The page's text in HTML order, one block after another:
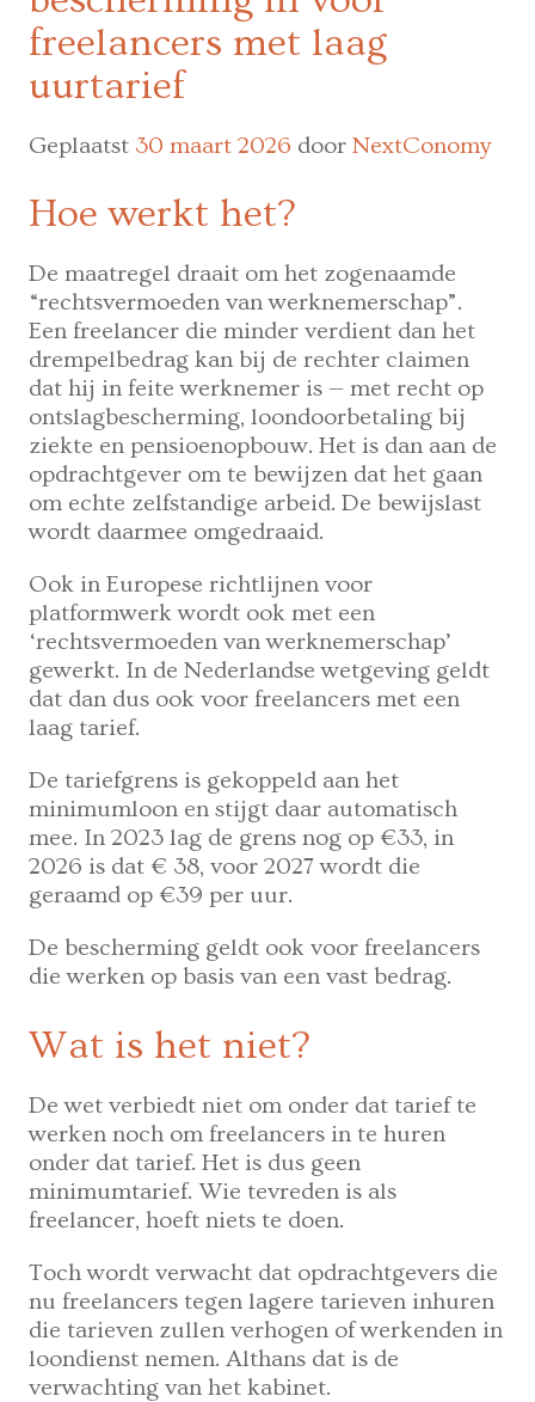
buiten
de
EU
freelancers met laag
uurtarief
Geplaatst 30 maart 2026 door NextConomy
Hoe werkt het?
De maatregel draait om het zogenaamde
“rechtsvermoeden van werknemerschap”.
Een freelancer die minder verdient dan het
drempelbedrag kan bij de rechter claimen
dat hij in feite werknemer is — met recht op
ontslagbescherming, loondoorbetaling bij
ziekte en pensioenopbouw. Het is dan aan de
opdrachtgever om te bewijzen dat het gaan
om echte zelfstandige arbeid. De bewijslast
wordt daarmee omgedraaid.
Ook in Europese richtlijnen voor
platformwerk wordt ook met een
‘rechtsvermoeden van werknemerschap’
gewerkt. In de Nederlandse wetgeving geldt
dat dan dus ook voor freelancers met een
laag tarief.
De tariefgrens is gekoppeld aan het
minimumloon en stijgt daar automatisch
mee. In 2023 lag de grens nog op €33, in
2026 is dat € 38, voor 2027 wordt die
geraamd op €39 per uur.
De bescherming geldt ook voor freelancers
die werken op basis van een vast bedrag.
Wat is het niet?
De wet verbiedt niet om onder dat tarief te
werken noch om freelancers in te huren
onder dat tarief. Het is dus geen
minimumtarief. Wie tevreden is als
freelancer, hoeft niets te doen.
Toch wordt verwacht dat opdrachtgevers die
nu freelancers tegen lagere tarieven inhuren
die tarieven zullen verhogen of werkenden in
loondienst nemen. Althans dat is de
verwachting van het kabinet.